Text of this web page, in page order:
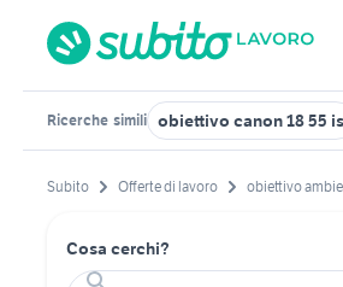
Ricerche simili obiettivo canon 18 55 is
Subito Offerte di lavoro obiettivo
Cosa cerchi?